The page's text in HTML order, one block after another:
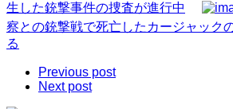
生した銃撃事件の捜査が進行中
察との銃撃戦で死亡したカージャック
る
Previous post
Next post